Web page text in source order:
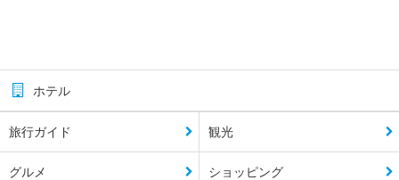
ホテル
旅行ガイド 観光
グルメ ショッピング